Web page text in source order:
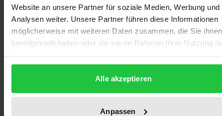
Website an unsere Partner für soziale Medien, Werbung und
Analysen weiter. Unsere Partner führen diese Informationen
möglicherweise mit weiteren Daten zusammen, die Sie ihnen
bereitgestellt haben oder die sie im Rahmen Ihrer Nutzung
Alle akzeptieren
Anpassen
Erscheinungsdatum
12.08.1983
Erscheinungsjahr
1983
Nomos